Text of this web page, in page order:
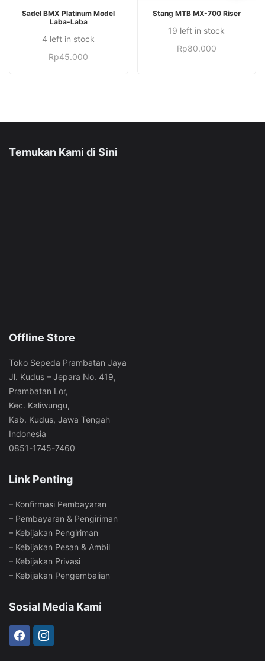
TAMBAH KE KERANJANG
Sadel BMX Platinum Model
Laba-Laba
4 left in stock
Rp45.000
PILIH OPSI
diambil
Stang MTB MX-700 Riser
19 left in stock
Rp80.000
Produk
ini
ini
Temukan Kami di Sini
Offline Store
Toko Sepeda Prambatan Jaya
Jl. Kudus – Jepara No. 419,
Prambatan Lor,
Kec. Kaliwungu,
Kab. Kudus, Jawa Tengah
Indonesia
0851-1745-7460
Link Penting
– Konfirmasi Pembayaran
– Pembayaran & Pengiriman
– Kebijakan Pengiriman
– Kebijakan Pesan & Ambil
– Kebijakan Privasi
– Kebijakan Pengembalian
Sosial Media Kami